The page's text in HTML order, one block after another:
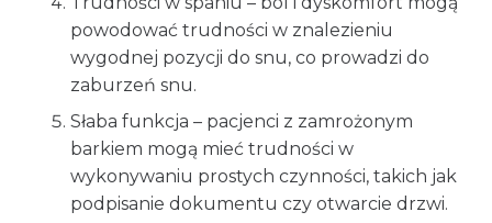
powodować trudności w znalezieniu
wygodnej pozycji do snu, co prowadzi do
zaburzeń snu.
Słaba funkcja – pacjenci z zamrożonym
barkiem mogą mieć trudności w
wykonywaniu prostych czynności, takich jak
podpisanie dokumentu czy otwarcie drzwi.